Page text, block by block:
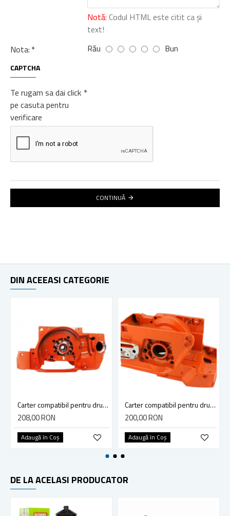
Notă: Codul HTML este citit ca şi
text!
Nota:
Rău Bun
CAPTCHA
Te rugam sa dai click
pe casuta pentru
verificare
CONTINUĂ
DIN ACEEASI CATEGORIE
Carter compatibil pentru drujba Husqvarna 365, 371, 372
208,00 RON
Adaugă în Coş
Carter compatibil pentru drujba Husqvarna 61, 268, 272XP
200,00 RON
Adaugă în Coş
DE LA ACELASI PRODUCATOR